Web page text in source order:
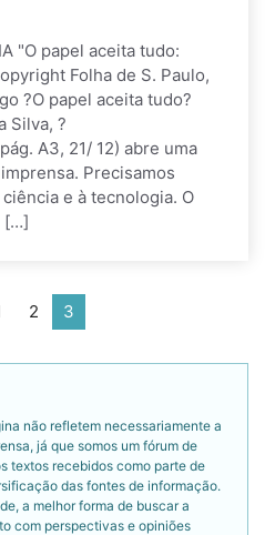
"O papel aceita tudo:
Folha de S. Paulo,
?O papel aceita tudo?
Silva, ?
A3, 21/ 12) abre uma
Precisamos
e à tecnologia. O
[…]
2 3
não refletem necessariamente a
já que somos um fórum de
textos recebidos como parte de
das fontes de informação.
a melhor forma de buscar a
com perspectivas e opiniões